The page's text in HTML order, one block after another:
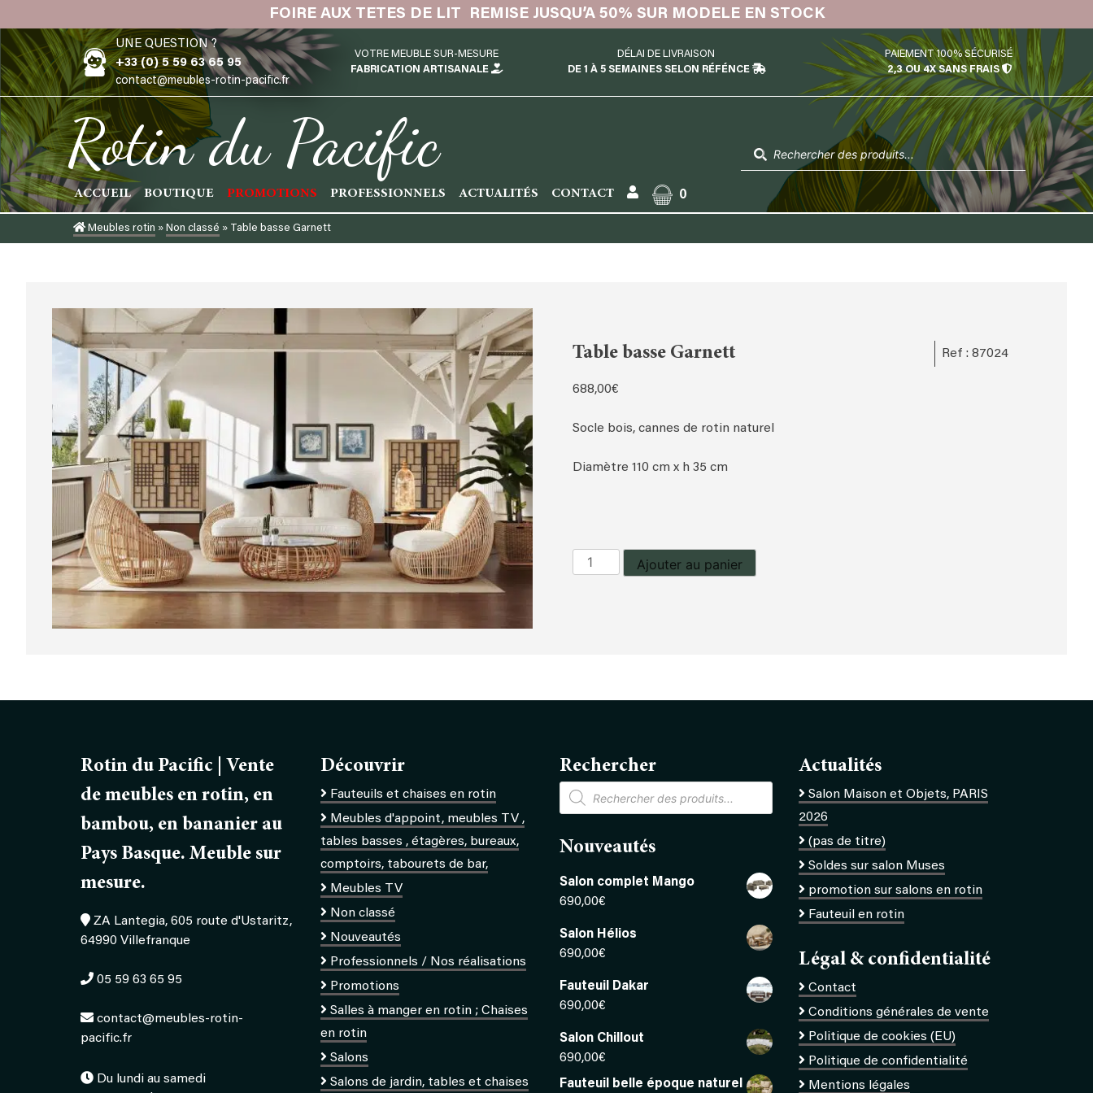
to
content
FOIRE AUX TETES DE LIT REMISE JUSQU’A 50% SUR MODELE EN STOCK
UNE QUESTION ?
+33 (0) 5 59 63 65 95
contact@meubles-rotin-pacific.fr
VOTRE MEUBLE SUR-MESURE
FABRICATION ARTISANALE
DÉLAI DE LIVRAISON
DE 1 À 5 SEMAINES SELON RÉFÉNCE
PAIEMENT 100% SÉCURISÉ
2,3 OU 4X SANS FRAIS
Rotin du Pacific
ACCUEIL BOUTIQUE PROMOTIONS PROFESSIONNELS ACTUALITÉS CONTACT 0
de
produits
Meubles rotin »Non classé » Table basse Garnett
Table basse Garnett Ref : 87024
688,00€
Socle bois, cannes de rotin naturel
Diamètre 110 cm x h 35 cm
quantité
de
Ajouter au panier
Rotin du Pacific | Vente
de meubles en rotin, en
bambou, en bananier au
Pays Basque. Meuble sur
mesure.
ZA Lantegia, 605 route d'Ustaritz,
64990 Villefranque
05 59 63 65 95
contact@meubles-rotin-
pacific.fr
Du lundi au samedi
Découvrir
Fauteuils et chaises en rotin
Meubles d'appoint, meubles TV ,
tables basses , étagères, bureaux,
comptoirs, tabourets de bar,
Meubles TV
Non classé
Nouveautés
Professionnels / Nos réalisations
Promotions
Salles à manger en rotin ; Chaises
en rotin
Salons
Salons de jardin, tables et chaises
Rechercher
Recherche
de
produits
Nouveautés
Salon complet Mango
690,00€
Salon Hélios
690,00€
Fauteuil Dakar
690,00€
Salon Chillout
690,00€
Fauteuil belle époque naturel
Actualités
Salon Maison et Objets, PARIS
2026
(pas de titre)
Soldes sur salon Muses
promotion sur salons en rotin
Fauteuil en rotin
Légal & confidentialité
Contact
Conditions générales de vente
Politique de cookies (EU)
Politique de confidentialité
Mentions légales